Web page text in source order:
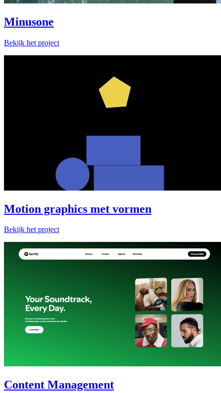
Minusone
Bekijk het project
Motion graphics met vormen
Bekijk het project
Content Management